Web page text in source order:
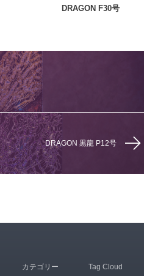
DRAGON F30号
DRAGON 黒龍 P12号
カテゴリー Tag Cloud